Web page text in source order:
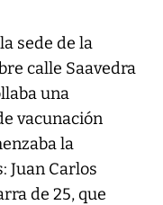
sede de la
calle Saavedra
una
vacunación
la
Juan Carlos
de 25, que